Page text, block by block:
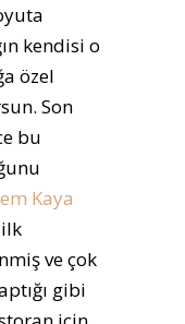
kendisi o
özel
Son
bu
Kaya
ve çok
gibi